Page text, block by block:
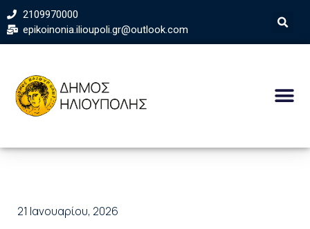
2109970000
epikoinonia.ilioupoli.gr@outlook.com
21 Ιανουαρίου, 2026